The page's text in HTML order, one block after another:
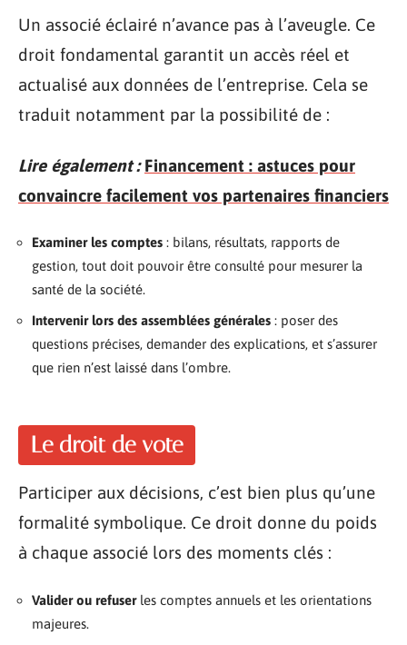
Un associé éclairé n’avance pas à l’aveugle. Ce
droit fondamental garantit un accès réel et
actualisé aux données de l’entreprise. Cela se
traduit notamment par la possibilité de :
Lire également : Financement : astuces pour
convaincre facilement vos partenaires financiers
Examiner les comptes : bilans, résultats, rapports de
gestion, tout doit pouvoir être consulté pour mesurer la
santé de la société.
Intervenir lors des assemblées générales : poser des
questions précises, demander des explications, et s’assurer
que rien n’est laissé dans l’ombre.
Le droit de vote
Participer aux décisions, c’est bien plus qu’une
formalité symbolique. Ce droit donne du poids
à chaque associé lors des moments clés :
Valider ou refuserles comptes annuels et les orientations
majeures.